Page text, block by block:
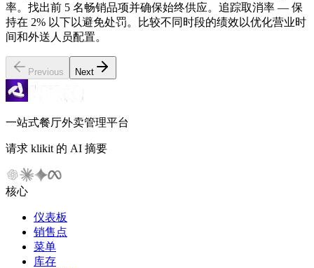
率。找出前 5 名畅销品项并确保始终供应。追踪取消率 — 保
持在 2% 以下以避免处罚。比较不同时段的绩效以优化营业时
间和外送人员配置。
Previous Next
一站式餐厅外卖管理平台
请求 klikit 的 AI 摘要
核心
仪表板
销售点
菜单
库存